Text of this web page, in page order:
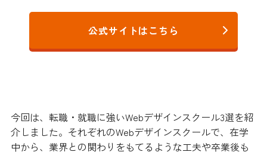
公式サイトはこちら
今回は、転職・就職に強いWebデザインスクール3選を紹
介しました。それぞれのWebデザインスクールで、在学
中から、業界との関わりをもてるような工夫や卒業後も